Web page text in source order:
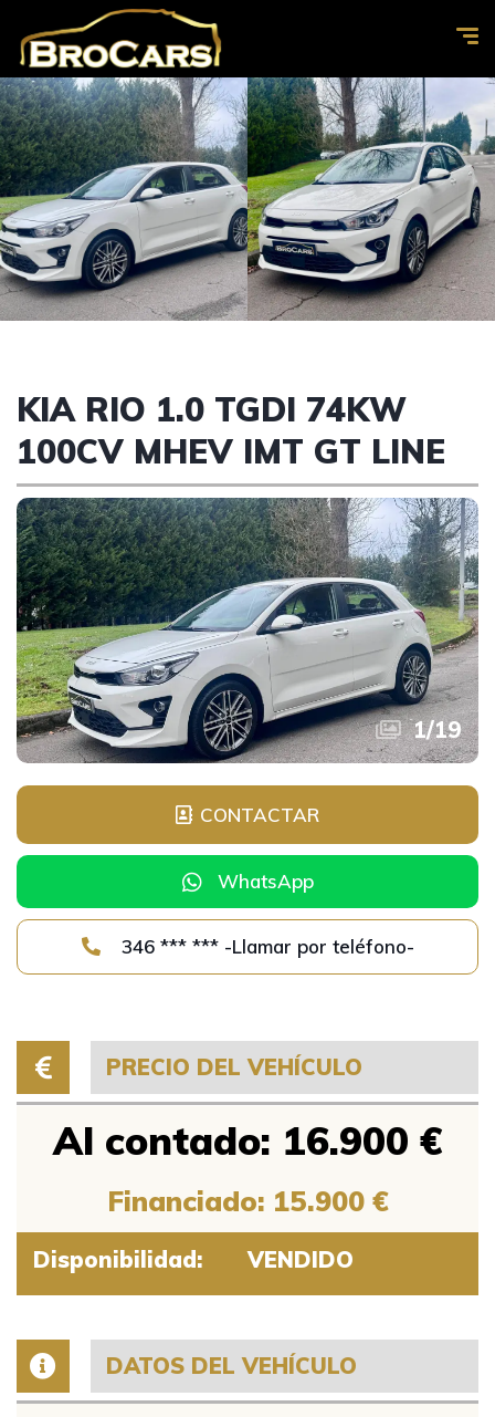
KIA RIO 1.0 TGDI 74KW
100CV MHEV IMT GT LINE
1/19
CONTACTAR
WhatsApp
346 *** *** -Llamar por teléfono-
PRECIO DEL VEHÍCULO
Al contado: 16.900 €
Financiado: 15.900 €
Disponibilidad: VENDIDO
DATOS DEL VEHÍCULO